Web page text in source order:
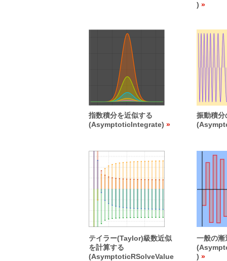
)
指数積分を近似する
(AsymptoticIntegrate)
振動積分
テイラー(Taylor)級数近似
を計算する
(AsymptoticRSolveValue
一般の漸
)